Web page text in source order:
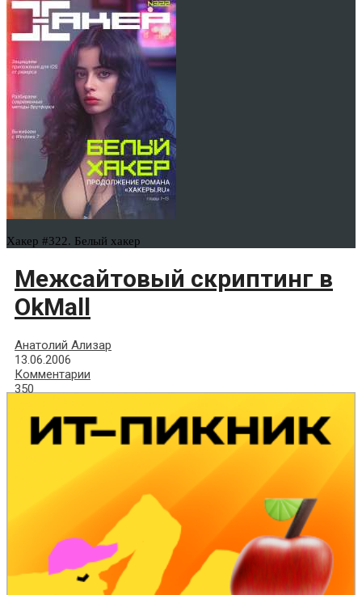
Хакер #322. Белый хакер
Межсайтовый скриптинг в
OkMall
Анатолий Ализар
13.06.2006
Комментарии
350